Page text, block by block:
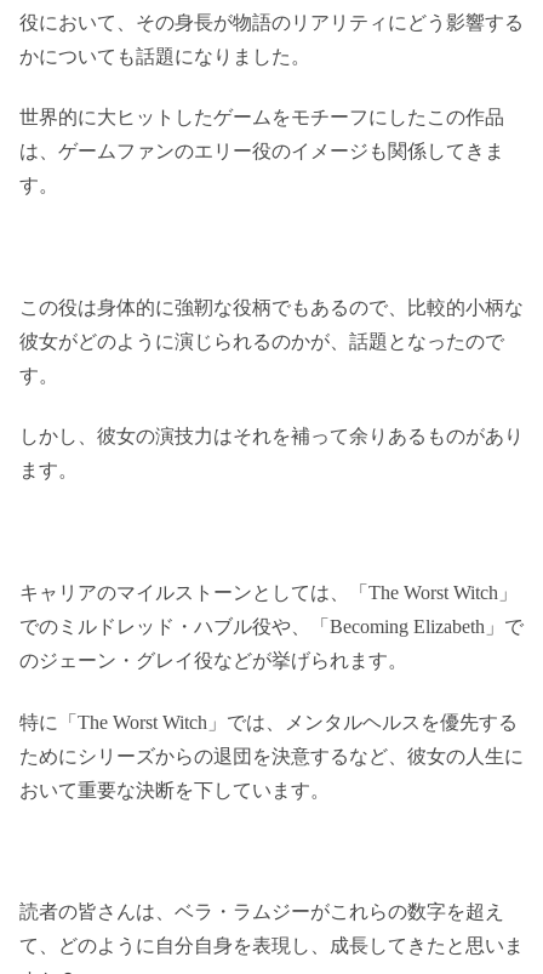
役において、その身長が物語のリアリティにどう影響する
かについても話題になりました。
世界的に大ヒットしたゲームをモチーフにしたこの作品
は、ゲームファンのエリー役のイメージも関係してきま
す。
この役は身体的に強靭な役柄でもあるので、比較的小柄な
彼女がどのように演じられるのかが、話題となったので
す。
しかし、彼女の演技力はそれを補って余りあるものがあり
ます。
キャリアのマイルストーンとしては、「The Worst Witch」
でのミルドレッド・ハブル役や、「Becoming Elizabeth」で
のジェーン・グレイ役などが挙げられます。
特に「The Worst Witch」では、メンタルヘルスを優先する
ためにシリーズからの退団を決意するなど、彼女の人生に
おいて重要な決断を下しています​​。
読者の皆さんは、ベラ・ラムジーがこれらの数字を超え
て、どのように自分自身を表現し、成長してきたと思いま